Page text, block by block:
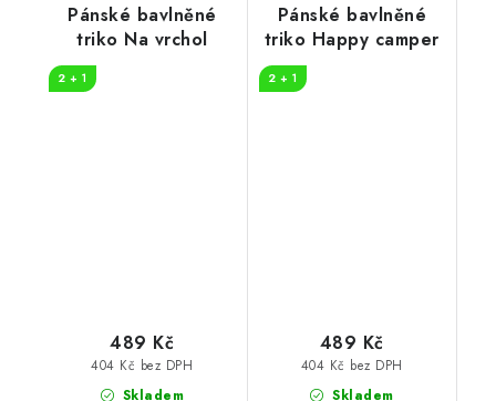
Pánské bavlněné
triko Na vrchol
2 + 1
Skladem
404 Kč bez DPH
489 Kč
Pánské bavlněné
triko Happy camper
2 + 1
Skladem
404 Kč bez DPH
489 Kč